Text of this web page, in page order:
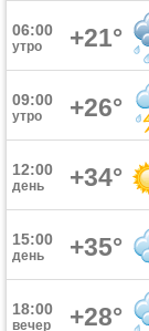
06:00
утро +21°
09:00
утро +26°
12:00
день +34°
15:00
день +35°
18:00
вечер +28°